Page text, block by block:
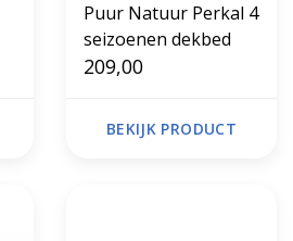
Puur Natuur Perkal 4
seizoenen dekbed
209,00
BEKIJK PRODUCT